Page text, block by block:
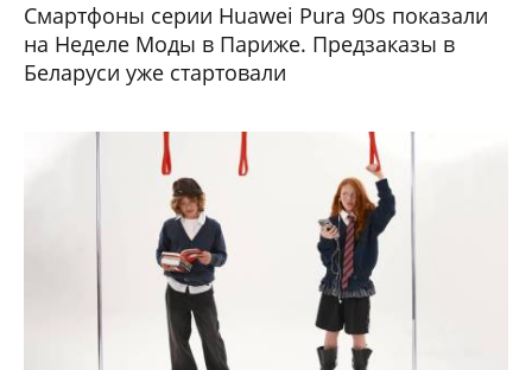
Смартфоны серии Huawei Pura 90s показали
на Неделе Моды в Париже. Предзаказы в
Беларуси уже стартовали